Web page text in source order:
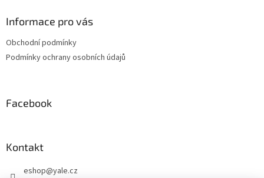
Informace pro vás
Obchodní podmínky
Podmínky ochrany osobních údajů
Facebook
Kontakt
eshop@yale.cz